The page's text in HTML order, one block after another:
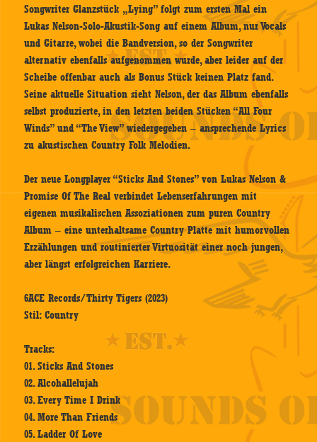
Songwriter Glanzstück „Lying” folgt zum ersten Mal ein
Lukas Nelson-Solo-Akustik-Song auf einem Album, nur Vocals
und Gitarre, wobei die Bandversion, so der Songwriter
alternativ ebenfalls aufgenommen wurde, aber leider auf der
Scheibe offenbar auch als Bonus Stück keinen Platz fand.
Seine aktuelle Situation sieht Nelson, der das Album ebenfalls
selbst produzierte, in den letzten beiden Stücken “All Four
Winds” und “The View” wiedergegeben – ansprechende Lyrics
zu akustischen Country Folk Melodien.
Der neue Longplayer “Sticks And Stones” von Lukas Nelson &
Promise Of The Real verbindet Lebenserfahrungen mit
eigenen musikalischen Assoziationen zum puren Country
Album – eine unterhaltsame Country Platte mit humorvollen
Erzählungen und routinierter Virtuosität einer noch jungen,
aber längst erfolgreichen Karriere.
6ACE Records/Thirty Tigers (2023)
Stil: Country
Tracks:
01. Sticks And Stones
02. Alcohallelujah
03. Every Time I Drink
04. More Than Friends
05. Ladder Of Love